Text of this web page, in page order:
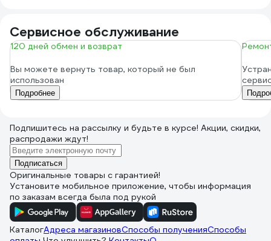
Сервисное обслуживание
120 дней обмен и возврат
Вы можете вернуть товар, который не был
использован
Подробнее
Подпишитесь на рассылку и будьте в курсе! Акции, скидки,
распродажи ждут!
Подписаться
Оригинальные товары с гарантией!
Установите мобильное приложение, чтобы информация
по заказам всегда была под рукой
КаталогАдреса магазиновСпособы полученияСпособы